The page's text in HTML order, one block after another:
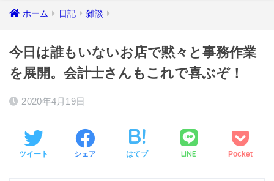
ホーム 日記 雑談
今日は誰もいないお店で黙々と事務作業
を展開。会計士さんもこれで喜ぶぞ！
2020年4月19日
ツイート シェア はてブ LINE Pocket